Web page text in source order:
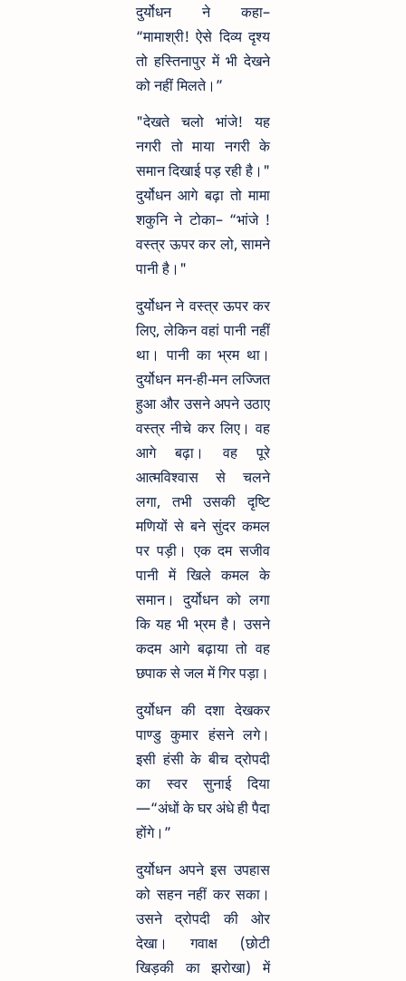
दुर्योधन ने कहा–
“मामाश्री! ऐसे दिव्य दृश्य
तो हस्तिनापुर में भी देखने
को नहीं मिलते।”
"देखते चलो भांजे! यह
नगरी तो माया नगरी के
समान दिखाई पड़ रही है।"
दुर्योधन आगे बढ़ा तो मामा
शकुनि ने टोका– “भांजे !
वस्त्र ऊपर कर लो, सामने
पानी है।"
दुर्योधन ने वस्त्र ऊपर कर
लिए, लेकिन वहां पानी नहीं
था। पानी का भ्रम था।
दुर्योधन मन-ही-मन लज्जित
हुआ और उसने अपने उठाए
वस्त्र नीचे कर लिए। वह
आगे बढ़ा। वह पूरे
आत्मविश्वास से चलने
लगा, तभी उसकी दृष्टि
मणियों से बने सुंदर कमल
पर पड़ी। एक दम सजीव
पानी में खिले कमल के
समान। दुर्योधन को लगा
कि यह भी भ्रम है। उसने
कदम आगे बढ़ाया तो वह
छपाक से जल में गिर पड़ा।
दुर्योधन की दशा देखकर
पाण्डु कुमार हंसने लगे।
इसी हंसी के बीच द्रोपदी
का स्वर सुनाई दिया
—“अंधों के घर अंधे ही पैदा
होंगे।”
दुर्योधन अपने इस उपहास
को सहन नहीं कर सका।
उसने द्रोपदी की ओर
देखा। गवाक्ष (छोटी
खिड़की का झरोखा) में